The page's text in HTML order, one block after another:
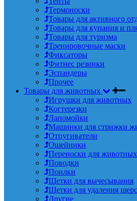
Термоноски
Товары для активного
Товары для купания и
Товары для туризма
Тренировочные маски
Фиксаторы
Фитнес резинки
Эспандеры
Прочее
Товары для животных
Игрушки для животных
Когтерезки
Лапомойки
Машинки для стрижки
Отпугиватели
Ошейники
Переноски для животных
Поводки
Поилки
Щетки для вычесывания
Щетки для удаления
Другие